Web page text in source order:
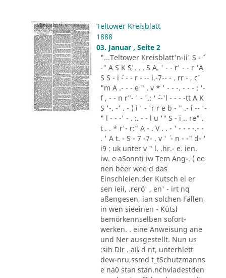
Teltower Kreisblatt
1888
03. Januar , Seite 2
"...Teltower Kreisblatt'n-ii' S - ´'
-" A S K S'. . . S A. ' - - r' - - r 'A
S S - i ´- - - r - -- i.-7-- - . rr - , c'
"m A .- - - e " . v * ' - - -. - - - : '-
f , - - n r"- ' - '.: ' ´--'l - - - -tt A K
S '-. -' . - ) i ' - 'r r e b - " .- i -- '-
" l - - -' - . :. - - l u '" S - i .. re" .
t . . * r'- r:" A - . V . . - ' - - - -.- -
. ' A t. - S - 7 -7- . v ' ´ - n - -" d- '
i9 : uk unter v " l. .hr.- e. ien.
iw. e aSonnti iw Tem Ang-. ( ee
nen beer wee d das
Einschleien.der Kutsch ei er
sen ieii, .rerö' , en' - irt nq
aßengesen, ian solchen Fällen,
in wen sieeinen - Kütsl
bemörkennselben sofort-
werken. . eine Anweisung ane
und Ner ausgestellt. Nun us
:sih Dlr . aß d nt, unterhlett
dew-nru,ssmd t_tSchutzmanns
e na0 stan stan.nchvladestden